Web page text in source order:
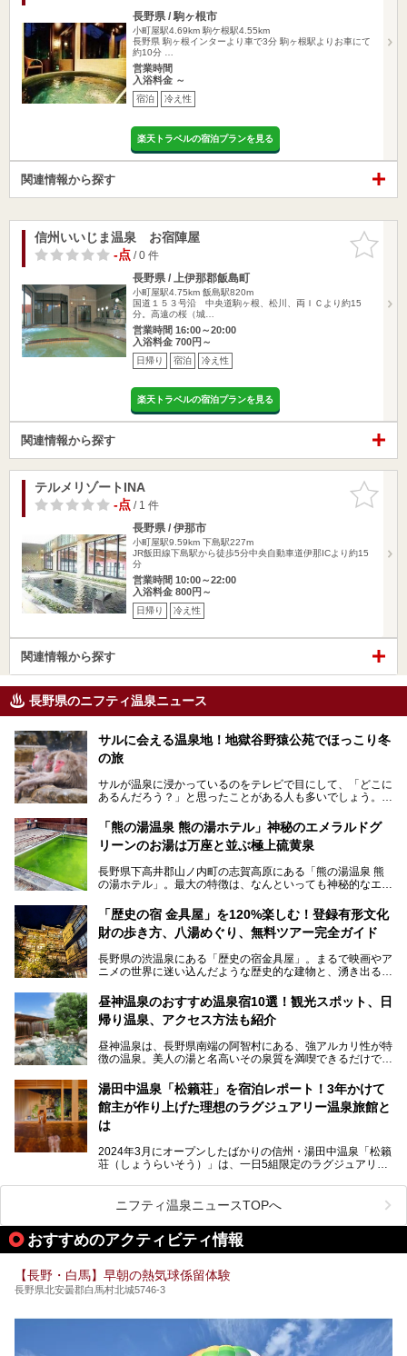
長野県 / 駒ヶ根市
小町屋駅4.69km 駒ケ根駅4.55km
長野県 駒ヶ根インターより車で3分 駒ヶ根駅よりお車にて
約10分 …
営業時間
入浴料金 ～
宿泊 冷え性
楽天トラベルの宿泊プランを見る
関連情報から探す
お気に入
りに追加
信州いいじま温泉 お宿陣屋
-点/ 0 件
長野県 / 上伊那郡飯島町
小町屋駅4.75km 飯島駅820m
国道１５３号沿 中央道駒ヶ根、松川、両ＩＣより約15
分。高遠の桜（城…
営業時間 16:00～20:00
入浴料金 700円～
日帰り 宿泊 冷え性
楽天トラベルの宿泊プランを見る
関連情報から探す
お気に入
りに追加
テルメリゾートINA
-点/ 1 件
長野県 / 伊那市
小町屋駅9.59km 下島駅227m
JR飯田線下島駅から徒歩5分中央自動車道伊那ICより約15
分
営業時間 10:00～22:00
入浴料金 800円～
日帰り 冷え性
関連情報から探す
長野県のニフティ温泉ニュース
サルに会える温泉地！地獄谷野猿公苑でほっこり冬
の旅
サルが温泉に浸かっているのをテレビで目にして、「どこに
あるんだろう？」と思ったことがある人も多いでしょう。
この微笑ましい光景は、長野県にある「地獄谷野猿公苑」で
見られるもので、野生のサルが雪景色の中で温泉に浸かる姿
を間近で観察できます。
本記事では、地獄谷野猿公苑の魅力や見どころ、サルと温泉
との関係性、地獄谷周辺の観光スポットについて紹介しま
ので、野生のサルを観察する貴重な自然体験と温泉をあわせ
て楽しみたい人は、ぜひ参考にしてください。
「熊の湯温泉 熊の湯ホテル」神秘のエメラルドグ
リーンのお湯は万座と並ぶ極上硫黄泉
長野県下高井郡山ノ内町の志賀高原にある「熊の湯温泉 熊
の湯ホテル」。最大の特徴は、なんといっても神秘的なエメ
リピートするファンも多い温泉です。冬はスキーと一緒に楽
しみたい極上の温泉を紹介します。
「歴史の宿 金具屋」を120%楽しむ！登録有形文化
財の歩き方、八湯めぐり、無料ツアー完全ガイド
長野県の渋温泉にある「歴史の宿金具屋」。まるで映画やア
ニメの世界に迷い込んだような歴史的な建物と、湧き出る温
を隅々まで楽しみたいですよね。この記事では、金具屋での
滞在を最高の思い出にするための「楽しみ方」を徹底的にご
紹介します！
昼神温泉のおすすめ温泉宿10選！観光スポット、日
帰り温泉、アクセス方法も紹介
昼神温泉は、長野県南端の阿智村にある、強アルカリ性が特
徴の温泉。美人の湯と名高いその泉質を満喫できるだけでな
昼神温泉では、朝市などの観光スポットや、信州名物のおや
きを楽しめるグルメスポットなど、観光を楽しむにはぴった
りの場所が豊富にあります。
この記事では、昼神温泉での滞在を充実させる宿泊施設や日
帰り温泉、見どころ満載の観光・グルメスポットに加え、ア
クセス方法も順に紹介します。
湯田中温泉「松籟荘」を宿泊レポート！3年かけて
館主が作り上げた理想のラグジュアリー温泉旅館と
は
2024年3月にオープンしたばかりの信州・湯田中温泉「松籟
荘（しょうらいそう）」は、一日5組限定のラグジュアリー
ライベートに楽しめる非日常感が味わえます。また宿泊者は
道向かいの「よろづや」の大浴場「桃山風呂」や共同浴場の
「湯田中大湯」も利用ができます。
極上のお湯に浸り上質なお料理に舌鼓、特別な日に泊まりた
い湯田中温泉「松籟荘」を、実際に宿泊した目線で紹介しま
ニフティ温泉ニュースTOPへ
おすすめのアクティビティ情報
【長野・白馬】早朝の熱気球係留体験
長野県北安曇郡白馬村北城5746-3